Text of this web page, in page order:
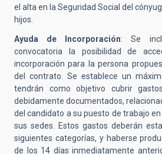
el alta en la Seguridad Social del
hijos.
Ayuda de Incorporación: Se
convocatoria la posibilidad de
incorporación para la persona
del contrato. Se establece un
tendrán como objetivo cubrir
debidamente documentados,
del candidato a su puesto de trabajo
sus sedes. Estos gastos deberán
siguientes categorías, y haberse
de los 14 días inmediatamente